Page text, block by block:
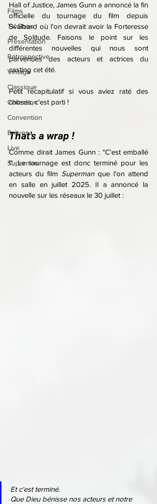
Films
TV Show
Présentation
Rétrospective
Vintage
Classique
Collection
Convention
Brèves
Live
Superman
Hall of Justice, James Gunn a annoncé la fin
officielle du tournage du film depuis
Svalbard où l'on devrait avoir la Forteresse
de Solitude. Faisons le point sur les
différentes nouvelles qui nous sont
parvenues des acteurs et actrices du
casting cet été.
Petit récapitulatif si vous aviez raté des
choses, c'est parti !
That's a wrap !
Comme dirait James Gunn : "C'est emballé
!". Le tournage est donc terminé pour les
acteurs du film Superman que l'on attend
en salle en juillet 2025. Il a annoncé la
nouvelle sur les réseaux le 30 juillet :
Et c'est terminé.
Que Dieu bénisse nos acteurs et notre